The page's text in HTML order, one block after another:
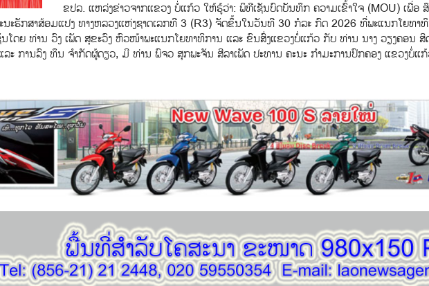
ຂປລ. ແຫລ່ງຂ່າວຈາກແຂວງ ບໍ່ແກ້ວ ໃຫ້ຮູ້ວ່າ: ພິທີເຊັນບົດບັນທຶກ ຄວາມເຂົ້າໃຈ (MOU) ເພ່ືອ
ະຮັກສາສ້ອມແປງ ທາງຫລວງແຫ່ງຊາດເລກທີ 3 (R3) ຈັດຂຶ້ນໃນວັນທີ 30 ກໍລະ ກົດ 2026 ທີ່ພະແນກໂຍທາ
ໂດຍ ທ່ານ ວົງ ເພັດ ສຸຂະວົງ ຫົວໜ້າພະແນກໂຍທາທິການ ແລະ ຂົນສົ່ງແຂວງບໍ່ແກ້ວ ກັບ ທ່ານ ນາງ ວຽງຄອນ ສິ
ະ ການລົງ ທຶນ ຈຳກັດຜູ້ດຽວ, ມີ ທ່ານ ພົຈວ ສຸກພະຈັນ ສີລາເພັດ ປະທານ ຄະນະ ກຳມະການປົກຄອງ ແຂວງບໍ່ແ